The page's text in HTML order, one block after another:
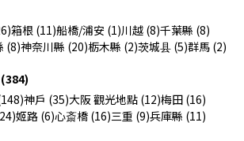
箱根 (11)船橋/浦安 (1)川越 (8)千葉縣 (8)
(8)神奈川縣 (20)栃木縣 (2)茨城县 (5)群馬 (2)
神戶 (35)大阪 觀光地點 (12)梅田 (16)
姬路 (6)心斎橋 (16)三重 (9)兵庫縣 (11)